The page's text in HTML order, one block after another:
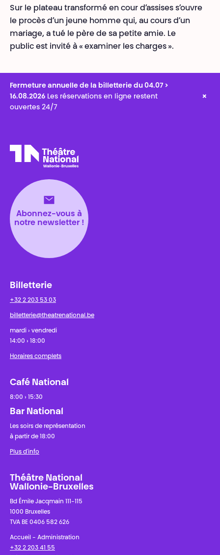
Sur le plateau transformé en cour d’assises s’ouvre
le procès d’un jeune homme qui, au cours d’un
mariage, a tué le père de sa petite amie. Le
public est invité à « examiner les charges ».
Fermeture annuelle de la billetterie du 04.07 >
16.08.2026 Les réservations en ligne restent
ouvertes 24/7
×
Abonnez-vous à
notre newsletter !
Billetterie
+32 2 203 53 03
billetterie@theatrenational.be
mardi › vendredi
14:00 › 18:00
Horaires complets
Café National
8:00 › 15:30
Bar National
Les soirs de représentation
à partir de 18:00
Plus d'info
Théâtre National
Wallonie-Bruxelles
Bd Émile Jacqmain 111-115
1000 Bruxelles
TVA BE 0406 582 626
Accueil - Administration
+32 2 203 41 55